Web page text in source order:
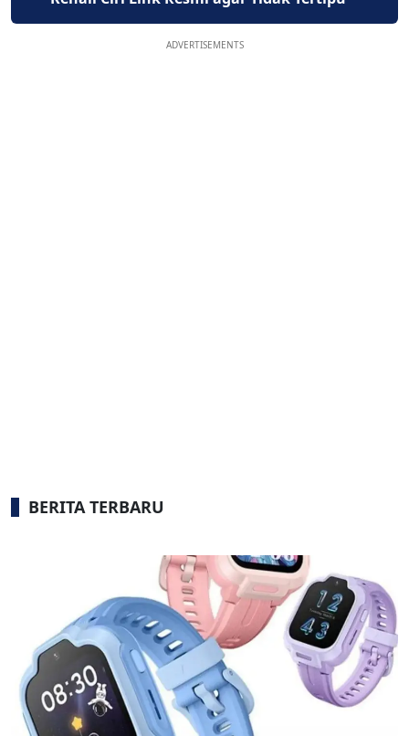
ADVERTISEMENTS
BERITA TERBARU